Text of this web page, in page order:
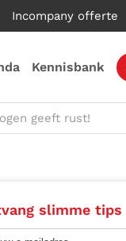
Incompany offerte
Kennisbank
geeft rust!
slimme tips